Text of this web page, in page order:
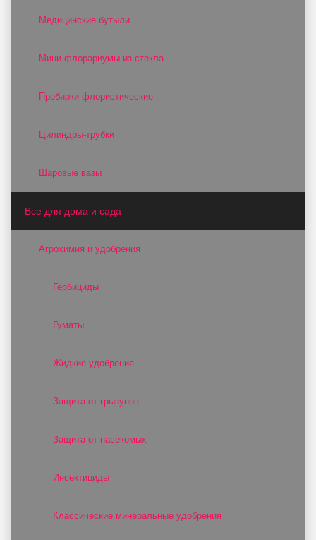
Медицинские бутыли
Мини-флорариумы из стекла
Пробирки флористические
Цилиндры-трубки
Шаровые вазы
Все для дома и сада
Агрохимия и удобрения
Гербициды
Гуматы
Жидкие удобрения
Защита от грызунов
Защита от насекомых
Инсектициды
Классические минеральные удобрения